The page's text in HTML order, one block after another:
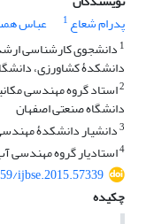
پدرام شعاع 1 عباس
1 دانشجوی کارشناسی
دانشکدۀ کشاورزی،
2استاد گروه مهندسی
دانشگاه صنعتی اصفهان
3دانشیار دانشکدۀ
4استادیار گروه مهندسی
ijbse.2015.57339
چکیده